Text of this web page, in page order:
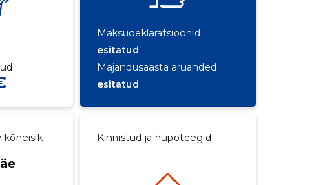
Maksudeklaratsioonid
esitatud
Majandusaasta aruanded
esitatud
kõneisik Kinnistud ja hüpoteegid